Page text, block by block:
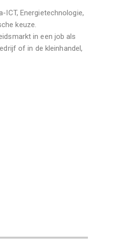
ICT, Energietechnologie,
keuze.
in een job als
of in de kleinhandel,